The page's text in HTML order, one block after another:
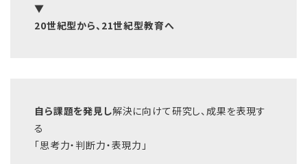
▼
20世紀型から、21世紀型教育へ
自ら課題を発見し解決に向けて研究し、成果を表現す
る
「思考力・判断力・表現力」